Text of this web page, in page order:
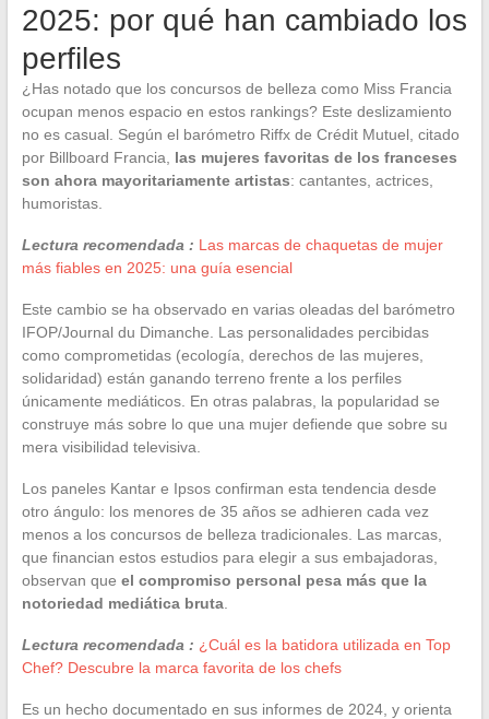
2025: por qué han cambiado los
perfiles
¿Has notado que los concursos de belleza como Miss Francia
ocupan menos espacio en estos rankings? Este deslizamiento
no es casual. Según el barómetro Riffx de Crédit Mutuel, citado
por Billboard Francia, las mujeres favoritas de los franceses
son ahora mayoritariamente artistas: cantantes, actrices,
humoristas.
Lectura recomendada : Las marcas de chaquetas de mujer
más fiables en 2025: una guía esencial
Este cambio se ha observado en varias oleadas del barómetro
IFOP/Journal du Dimanche. Las personalidades percibidas
como comprometidas (ecología, derechos de las mujeres,
solidaridad) están ganando terreno frente a los perfiles
únicamente mediáticos. En otras palabras, la popularidad se
construye más sobre lo que una mujer defiende que sobre su
mera visibilidad televisiva.
Los paneles Kantar e Ipsos confirman esta tendencia desde
otro ángulo: los menores de 35 años se adhieren cada vez
menos a los concursos de belleza tradicionales. Las marcas,
que financian estos estudios para elegir a sus embajadoras,
observan que el compromiso personal pesa más que la
notoriedad mediática bruta.
Lectura recomendada : ¿Cuál es la batidora utilizada en Top
Chef? Descubre la marca favorita de los chefs
Es un hecho documentado en sus informes de 2024, y orienta